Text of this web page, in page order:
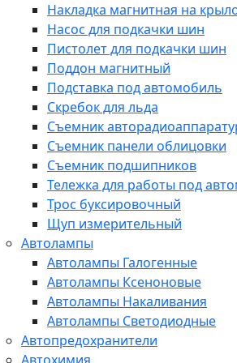
Накладка магнитная на
Насос для подкачки шин
Пистолет для подкачки шин
Поддон магнитный
Подставка под автомобиль
Скребок для льда
Съемник
Съемник панели облицовки
Съемник подшипников
Тележка для работы под
Трос буксировочный
Щуп измерительный
Автолампы
Автолампы Галогенные
Автолампы Ксеноновые
Автолампы Накаливания
Автолампы Светодиодные
Автопредохранители